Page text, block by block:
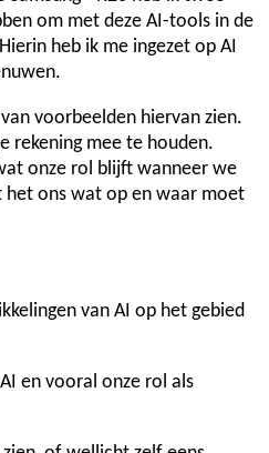
om met deze AI-tools in de
heb ik me ingezet op AI
voorbeelden hiervan zien.
rekening mee te houden.
onze rol blijft wanneer we
het ons wat op en waar moet
van AI op het gebied
en vooral onze rol als